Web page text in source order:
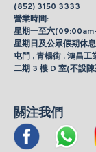
(852) 3150 3333
營業時間:
星期一至六
星期日及公眾假期休息
屯門 , 青楊街 , 鴻昌工
二期 3 樓 D 室(不設
關注我們